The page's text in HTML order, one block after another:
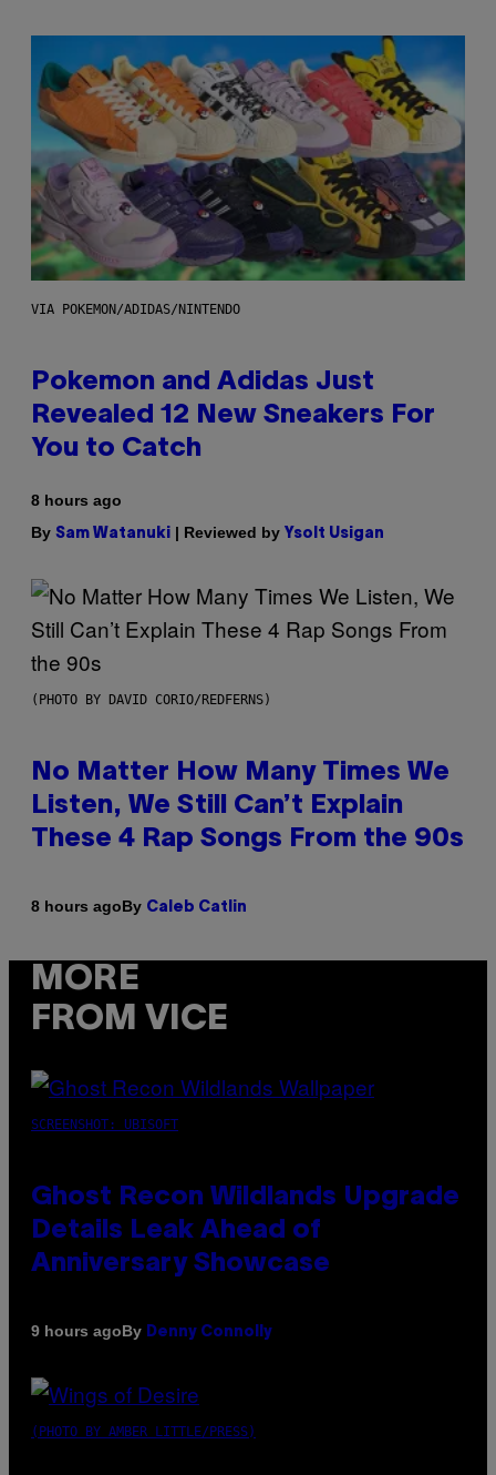
VIA POKEMON/ADIDAS/NINTENDO
Pokemon and Adidas Just
Revealed 12 New Sneakers For
You to Catch
8 hours ago
By Sam Watanuki | Reviewed by Ysolt Usigan
(PHOTO BY DAVID CORIO/REDFERNS)
No Matter How Many Times We
Listen, We Still Can’t Explain
These 4 Rap Songs From the 90s
8 hours agoBy Caleb Catlin
MORE
FROM VICE
SCREENSHOT: UBISOFT
Ghost Recon Wildlands Upgrade
Details Leak Ahead of
Anniversary Showcase
9 hours agoBy Denny Connolly
(PHOTO BY AMBER LITTLE/PRESS)